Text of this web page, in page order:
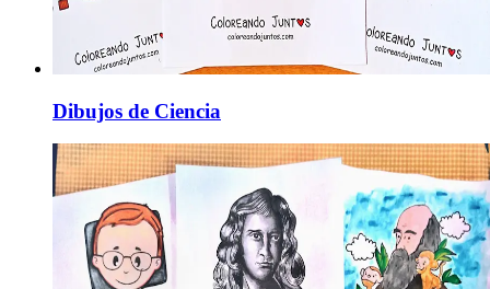
Dibujos de Ciencia